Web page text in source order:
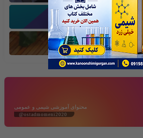
محتوای آموزشی شیمی و عمومی
@ostadmomeni2020